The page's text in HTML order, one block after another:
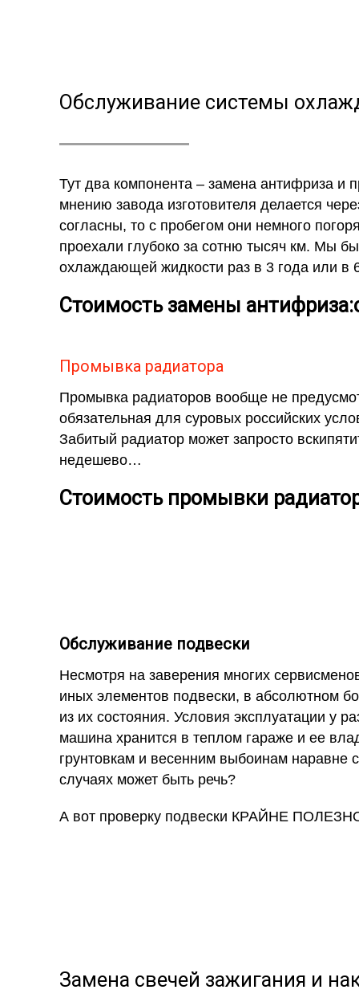
Обслуживание системы
Тут два компонента – замена антифриза и
мнению завода изготовителя делается
согласны, то с пробегом они немного
проехали глубоко за сотню тысяч км. Мы
охлаждающей жидкости раз в 3 года или в
Стоимость замены
Промывка радиатора
Промывка радиаторов вообще не
обязательная для суровых российских
Забитый радиатор может запросто
недешево…
Стоимость промывки
Обслуживание подвески
Несмотря на заверения многих
иных элементов подвески, в абсолютном
из их состояния. Условия эксплуатации у
машина хранится в теплом гараже и ее
грунтовкам и весенним выбоинам наравне
случаях может быть речь?
А вот проверку подвески КРАЙНЕ
Замена свечей зажигания и